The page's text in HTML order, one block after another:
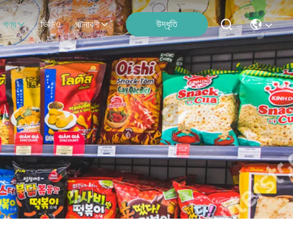
পণ্য ভিডিও ঘটনাবলী উদ্ধৃতি